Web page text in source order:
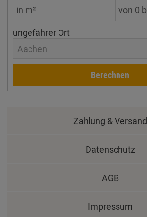
ungefährer Ort
Aachen
Berechnen
Zahlung & Versand
Datenschutz
AGB
Impressum